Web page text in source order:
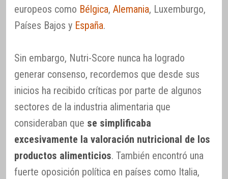
europeos como Bélgica, Alemania, Luxemburgo,
Países Bajos y España.
Sin embargo, Nutri-Score nunca ha logrado
generar consenso, recordemos que desde sus
inicios ha recibido críticas por parte de algunos
sectores de la industria alimentaria que
consideraban que se simplificaba
excesivamente la valoración nutricional de los
productos alimenticios. También encontró una
fuerte oposición política en países como Italia,